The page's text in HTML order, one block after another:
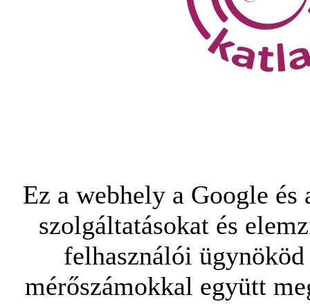
Ez a webhely a Google
szolgáltatásokat és
felhasználói
mérőszámokkal együtt